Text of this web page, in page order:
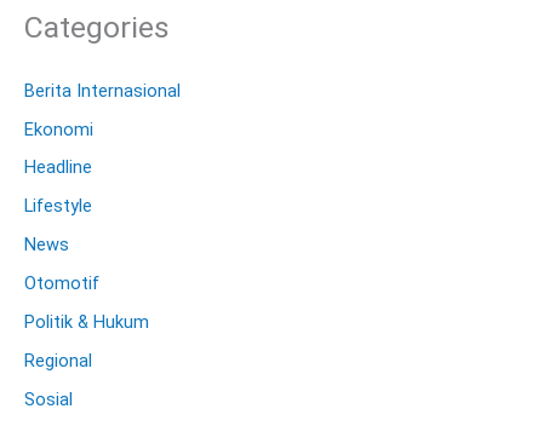
Categories
Berita Internasional
Ekonomi
Headline
Lifestyle
News
Otomotif
Politik & Hukum
Regional
Sosial